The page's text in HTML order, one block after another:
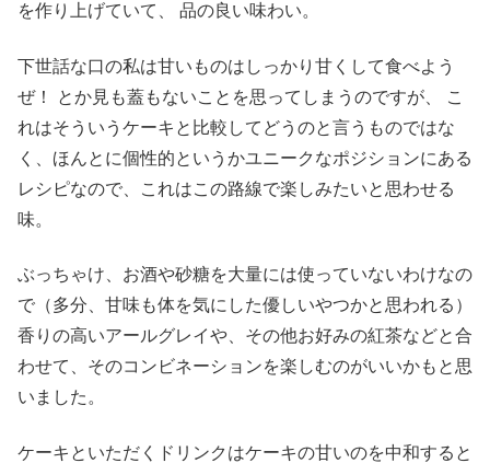
を作り上げていて、 品の良い味わい。
下世話な口の私は甘いものはしっかり甘くして食べよう
ぜ！ とか見も蓋もないことを思ってしまうのですが、 こ
れはそういうケーキと比較してどうのと言うものではな
く、ほんとに個性的というかユニークなポジションにある
レシピなので、これはこの路線で楽しみたいと思わせる
味。
ぶっちゃけ、お酒や砂糖を大量には使っていないわけなの
で（多分、甘味も体を気にした優しいやつかと思われる）
香りの高いアールグレイや、その他お好みの紅茶などと合
わせて、そのコンビネーションを楽しむのがいいかもと思
いました。
ケーキといただくドリンクはケーキの甘いのを中和すると